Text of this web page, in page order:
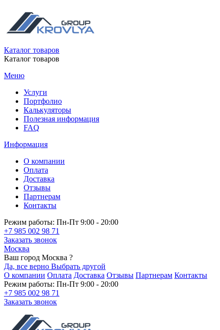
Каталог товаров
Каталог товаров
Меню
Услуги
Портфолио
Калькуляторы
Полезная информация
FAQ
Информация
О компании
Оплата
Доставка
Отзывы
Партнерам
Контакты
Режим работы: Пн-Пт 9:00 - 20:00
+7 985 002 98 71
Заказать звонок
Москва
Ваш город Москва ?
Да, все верно Выбрать другой
О компании Оплата Доставка Отзывы Партнерам Контакты
Режим работы: Пн-Пт 9:00 - 20:00
+7 985 002 98 71
Заказать звонок